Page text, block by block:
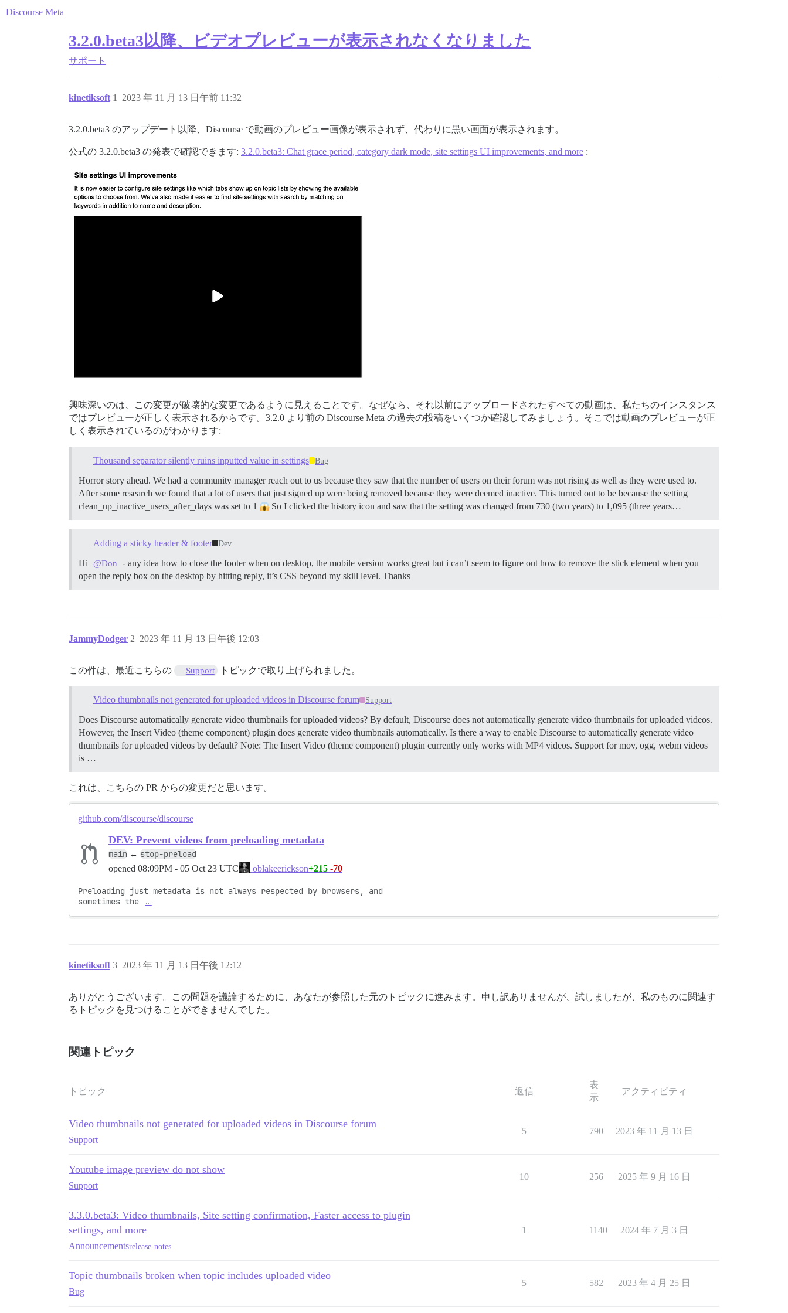
Discourse Meta
3.2.0.beta3以降、ビデオプレビューが表示されなくなりました
サポート
kinetiksoft 2023 年 11 月 13 日午前 11:32
1
3.2.0.beta3 のアップデート以降、Discourse で動画のプレビュー画像が表示されず、代わりに黒い画面が表示されます。
公式の 3.2.0.beta3 の発表で確認できます: 3.2.0.beta3: Chat grace period, category dark mode, site settings UI improvements, and more :
興味深いのは、この変更が破壊的な変更であるように見えることです。なぜなら、それ以前にアップロードされたすべての動画は、私たちのインスタンス
ではプレビューが正しく表示されるからです。3.2.0 より前の Discourse Meta の過去の投稿をいくつか確認してみましょう。そこでは動画のプレビューが正
しく表示されているのがわかります:
Thousand separator silently ruins inputted value in settings Bug
Horror story ahead. We had a community manager reach out to us because they saw that the number of users on their forum was not rising as well as they were used to.
After some research we found that a lot of users that just signed up were being removed because they were deemed inactive. This turned out to be because the setting
clean_up_inactive_users_after_days was set to 1
So I clicked the history icon and saw that the setting was changed from 730 (two years) to 1,095 (three years…
Adding a sticky header & footer Dev
Hi @Don
- any idea how to close the footer when on desktop, the mobile version works great but i can’t seem to figure out how to remove the stick element when you
open the reply box on the desktop by hitting reply, it’s CSS beyond my skill level. Thanks
JammyDodger 2023 年 11 月 13 日午後 12:03
2
この件は、最近こちらの Support トピックで取り上げられました。
Video thumbnails not generated for uploaded videos in Discourse forum Support
Does Discourse automatically generate video thumbnails for uploaded videos? By default, Discourse does not automatically generate video thumbnails for uploaded videos.
However, the Insert Video (theme component) plugin does generate video thumbnails automatically. Is there a way to enable Discourse to automatically generate video
thumbnails for uploaded videos by default? Note: The Insert Video (theme component) plugin currently only works with MP4 videos. Support for mov, ogg, webm videos
is …
これは、こちらの PR からの変更だと思います。
github.com/discourse/discourse
DEV: Prevent videos from preloading metadata
main ← stop-preload
opened 08:09PM - 05 Oct 23 UTC oblakeerickson+215 -70
Preloading just metadata is not always respected by browsers, and
sometimes the
…
kinetiksoft 2023 年 11 月 13 日午後 12:12
3
ありがとうございます。この問題を議論するために、あなたが参照した元のトピックに進みます。申し訳ありませんが、試しましたが、私のものに関連す
るトピックを見つけることができませんでした。
関連トピック
トピック 返信
表
示
アクティビティ
Video thumbnails not generated for uploaded videos in Discourse forum
Support
5 790 2023 年 11 月 13 日
Youtube image preview do not show
Support
10 256 2025 年 9 月 16 日
3.3.0.beta3: Video thumbnails, Site setting confirmation, Faster access to plugin
settings, and more
Announcementsrelease-notes
1 1140 2024 年 7 月 3 日
Topic thumbnails broken when topic includes uploaded video
Bug
5 582 2023 年 4 月 25 日